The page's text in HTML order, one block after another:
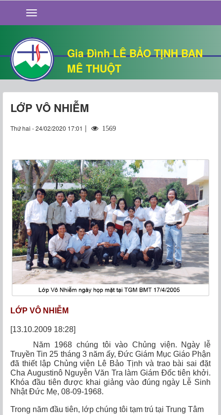
Gia Đình LÊ BẢO TỊNH BAN
MÊ THUỘT
GIỚI THIỆU
TIN TỨC
SỐNG ĐẠO
CHUYỆN NHÀ
QUÁN VĂN
THƯ GIÃN
LỚP VÔ NHIỄM
Thứ hai - 24/02/2020 17:01 | 1569
LỚP VÔ NHIỄM
[13.10.2009 18:28]
Năm 1968 chúng tôi vào Chủng viện. Ngày lễ
Truyền Tin 25 tháng 3 năm ấy, Đức Giám Mục Giáo Phận
đã thiết lập Chủng viện Lê Bảo Tịnh và trao bài sai đặt
Cha Augustinô Nguyễn Văn Tra làm Giám Đốc tiên khởi.
Khóa đầu tiên được khai giảng vào đúng ngày Lễ Sinh
Nhật Đức Mẹ, 08-09-1968.
Trong năm đầu tiên, lớp chúng tôi tạm trú tại Trung Tâm